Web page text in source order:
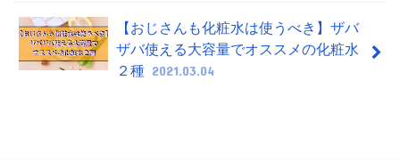
【おじさんも化粧水は使うべき】ザバ
ザバ使える大容量でオススメの化粧水
２種 2021.03.04